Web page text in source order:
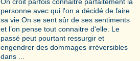
personne avec qui l'on a décidé de faire
sa vie On se sent sûr de ses sentiments
et l’on pense tout connaitre d'elle. Le
passé peut pourtant ressurgir et
engendrer des dommages irréversibles
dans ...